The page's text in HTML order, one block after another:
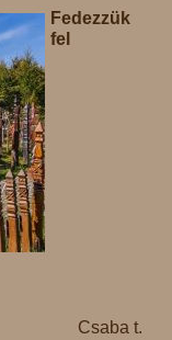
Fedezzük
fel
Csaba t.